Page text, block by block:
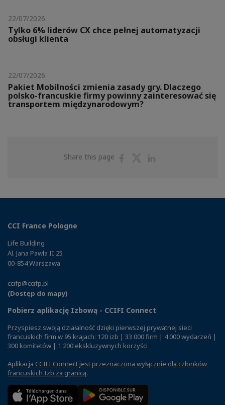
22/07/2026
Tylko 6% liderów CX chce pełnej automatyzacji
obsługi klienta
22/07/2026
Pakiet Mobilności zmienia zasady gry. Dlaczego
polsko-francuskie firmy powinny zainteresować się
transportem międzynarodowym?
Share this page
ShareShare
CCI France Pologne
Life Building
Al. Jana Pawła II 25
00-854 Warszawa
ccifp@ccifp.pl
(Dostęp do mapy)
Pobierz aplikację Izbową - CCIFI Connect
Przyspiesz swoją działalność dzięki pierwszej prywatnej sieci
francuskich firm w 95 krajach: 120 izb | 33 000 firm | 4 000 wydarzeń |
300 komitetów | 1 200 ekskluzywnych korzyści
Aplikacja CCIFI Connect jest przeznaczona wyłącznie dla członków
francuskich Izb za granicą.